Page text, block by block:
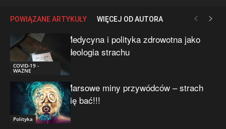
POWIĄZANE ARTYKUŁY WIĘCEJ OD AUTORA
COVID-19 -
WAŻNE
Medycyna i polityka zdrowotna jako
ideologia strachu
Polityka
Marsowe miny przywódców – strach
się bać!!!